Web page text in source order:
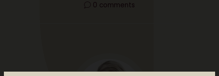
0 comments